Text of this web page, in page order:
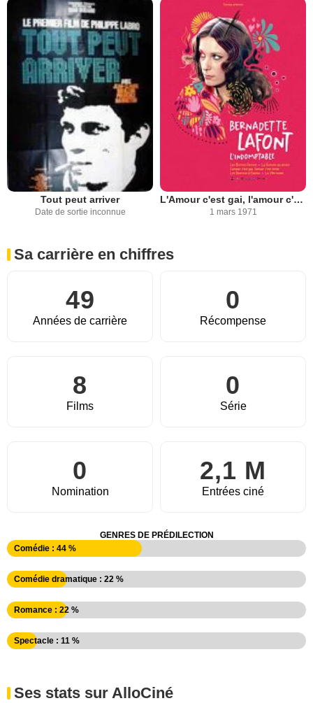
Tout peut arriver
Date de sortie inconnue
L'Amour c'est gai, l'amour c'est triste
1 mars 1971
Sa carrière en chiffres
49
Années de carrière
0
Récompense
8
Films
0
Série
0
Nomination
2,1 M
Entrées ciné
GENRES DE PRÉDILECTION
Comédie : 44 %
Comédie dramatique : 22 %
Romance : 22 %
Spectacle : 11 %
Ses stats sur AlloCiné